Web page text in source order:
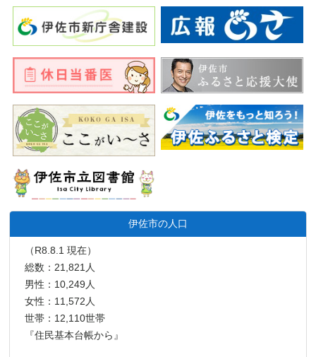
伊佐市の人口
（R8.8.1 現在）
総数：21,821人
男性：10,249人
女性：11,572人
世帯：12,110世帯
『住民基本台帳から』